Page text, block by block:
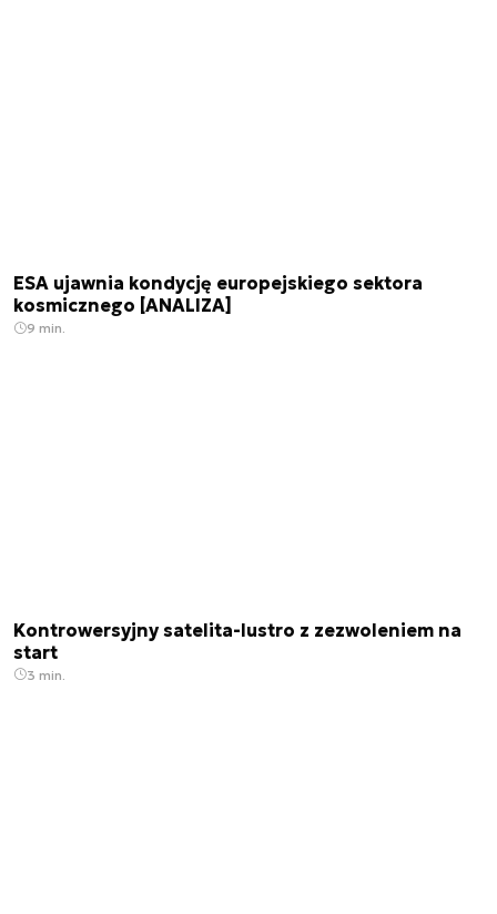
ESA ujawnia kondycję europejskiego sektora
kosmicznego [ANALIZA]
9 min.
Kontrowersyjny satelita-lustro z zezwoleniem na
start
3 min.